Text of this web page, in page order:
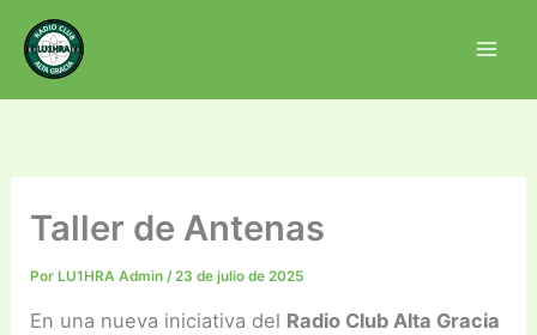
contenido
Taller de Antenas
Por LU1HRA Admin/23 de julio de 2025
En una nueva iniciativa del Radio Club Alta Gracia